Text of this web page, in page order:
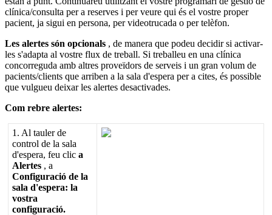
clínica/consulta per a reserves i per veure qui és el vostre proper
pacient, ja sigui en persona, per videotrucada o per telèfon.
Les alertes són opcionals , de manera que podeu decidir si activar-
les s'adapta al vostre flux de treball. Si treballeu en una clínica
concorreguda amb altres proveïdors de serveis i un gran volum de
pacients/clients que arriben a la sala d'espera per a cites, és possible
que vulgueu deixar les alertes desactivades.
Com rebre alertes:
1 . Al tauler de
control de la sala
d'espera, feu clic a
Alertes , a
Configuració de la
sala d'espera: la
vostra
configuració.